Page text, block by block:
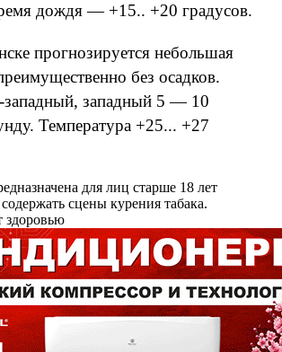
дождя — +15.. +20 градусов.
прогнозируется небольшая
без осадков.
западный, западный 5 — 10
Температура +25... +27
для лиц старше 18 лет
сцены курения табака.
здоровью